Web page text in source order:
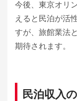
今後、東京オリ
えると民泊が活
すが、旅館業法
期待されます。
民泊収入